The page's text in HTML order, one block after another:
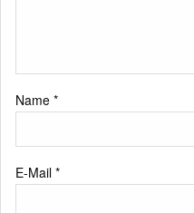
Name *
E-Mail *